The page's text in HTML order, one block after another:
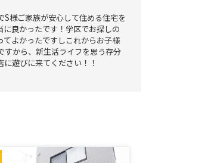
様ご家族が安心して住める住宅を
良かったです！学区でお探しの
よかったですしこれからお子様
すから、新生活ライフを思う存分
遊びに来てください！！